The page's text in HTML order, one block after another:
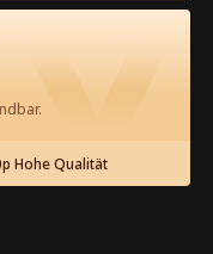
Mein
Film
49 50
Hohe Qualität